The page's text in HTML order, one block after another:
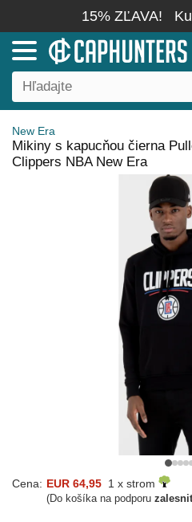
15% ZĽAVA!
New Era
Mikiny s kapucňou čierna
Clippers NBA New Era
Cena: EUR 64,95 1 x strom
(Do košíka na podporu